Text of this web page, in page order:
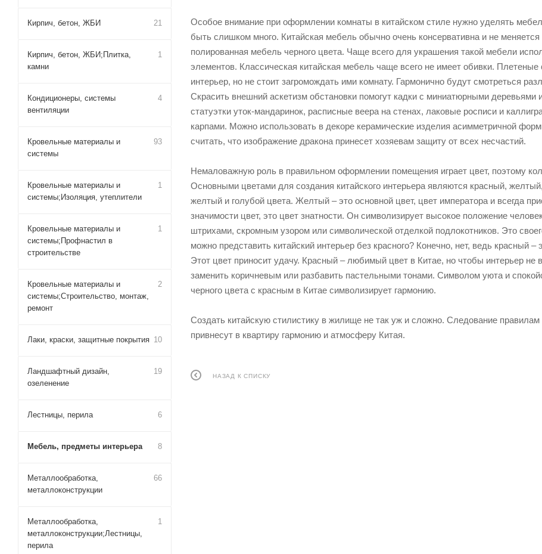
Особое внимание при оформлении комнаты в китайском стиле нужно уделять
быть слишком много. Китайская мебель обычно очень консервативна и не
полированная мебель черного цвета. Чаще всего для украшения такой мебели
элементов. Классическая китайская мебель чаще всего не имеет обивки. Плетеные
интерьер, но не стоит загромождать ими комнату. Гармонично будут смотреться
Скрасить внешний аскетизм обстановки помогут кадки с миниатюрными
статуэтки уток-мандаринок, расписные веера на стенах, лаковые росписи и
карпами. Можно использовать в декоре керамические изделия асимметричной
считать, что изображение дракона принесет хозяевам защиту от всех несчастий.
Немаловажную роль в правильном оформлении помещения играет цвет, поэтому
Основными цветами для создания китайского интерьера являются красный,
желтый и голубой цвета. Желтый – это основной цвет, цвет императора и всегда
значимости цвет, это цвет знатности. Он символизирует высокое положение
штрихами, скромным узором или символической отделкой подлокотников. Это
можно представить китайский интерьер без красного? Конечно, нет, ведь красный
Этот цвет приносит удачу. Красный – любимый цвет в Китае, но чтобы интерьер
заменить коричневым или разбавить пастельными тонами. Символом уюта и
черного цвета с красным в Китае символизирует гармонию.
Создать китайскую стилистику в жилище не так уж и сложно. Следование
привнесут в квартиру гармонию и атмосферу Китая.
НАЗАД К СПИСКУ
Кирпич, бетон, ЖБИ 21
Кирпич, бетон, ЖБИ;Плитка,
камни
1
Кондиционеры, системы
вентиляции
4
Кровельные материалы и
системы
93
Кровельные материалы и
системы;Изоляция, утеплители
1
Кровельные материалы и
системы;Профнастил в
строительстве
1
Кровельные материалы и
системы;Строительство, монтаж,
ремонт
2
Лаки, краски, защитные покрытия 10
Ландшафтный дизайн,
озеленение
19
Лестницы, перила 6
Мебель, предметы интерьера 8
Металлообработка,
металлоконструкции
66
Металлообработка,
металлоконструкции;Лестницы,
перила
1